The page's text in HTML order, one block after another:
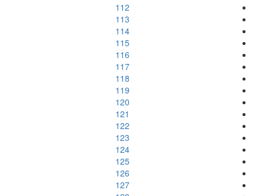
112
113
114
115
116
117
118
119
120
121
122
123
124
125
126
127